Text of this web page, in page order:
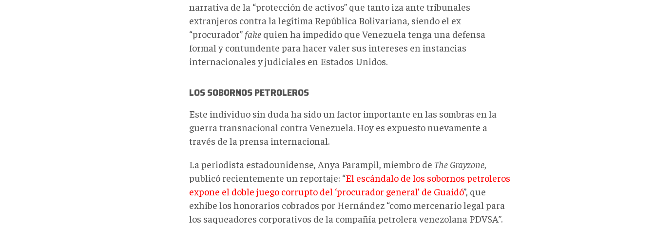
narrativa de la “protección de activos” que tanto iza ante tribunales
extranjeros contra la legítima República Bolivariana, siendo el ex
“procurador” fake quien ha impedido que Venezuela tenga una defensa
formal y contundente para hacer valer sus intereses en instancias
internacionales y judiciales en Estados Unidos.
LOS SOBORNOS PETROLEROS
Este individuo sin duda ha sido un factor importante en las sombras en la
guerra transnacional contra Venezuela. Hoy es expuesto nuevamente a
través de la prensa internacional.
La periodista estadounidense, Anya Parampil, miembro de The Grayzone,
publicó recientemente un reportaje: “El escándalo de los sobornos petroleros
expone el doble juego corrupto del ‘procurador general’ de Guaidó”, que
exhibe los honorarios cobrados por Hernández “como mercenario legal para
los saqueadores corporativos de la compañía petrolera venezolana PDVSA”.